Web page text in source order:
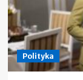
Polityka